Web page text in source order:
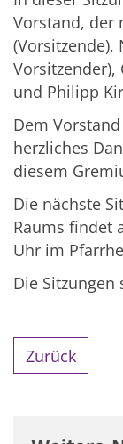
Vorstand, der
(Vorsitzende),
und Philipp
Dem
herzliches
diesem
Die nächste
Raums findet
Uhr im
Die
Zurück